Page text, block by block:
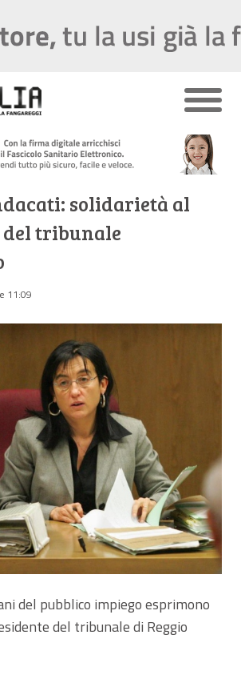
solidarietà al
tribunale
11:09
del pubblico impiego esprimono
del tribunale di Reggio